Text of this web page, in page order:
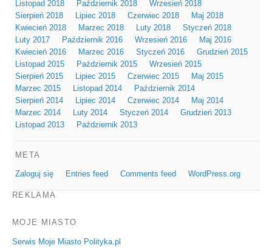
Listopad 2018 Październik 2018
Wrzesień 2018
Sierpień 2018
Lipiec 2018 Czerwiec 2018
Maj 2018
Kwiecień 2018
Marzec 2018 Luty 2018
Styczeń 2018
Luty 2017
Październik 2016 Wrzesień 2016
Maj 2016
Kwiecień 2016
Marzec 2016 Styczeń 2016
Grudzień 2015
Listopad 2015
Październik 2015
Wrzesień 2015
Sierpień 2015
Lipiec 2015 Czerwiec 2015
Maj 2015
Marzec 2015
Listopad 2014
Październik 2014
Sierpień 2014
Lipiec 2014 Czerwiec 2014
Maj 2014
Marzec 2014
Luty 2014 Styczeń 2014
Grudzień 2013
Listopad 2013
Październik 2013
META
Zaloguj się Entries feed Comments feed WordPress.org
REKLAMA
MOJE MIASTO
Serwis Moje Miasto Polityka.pl